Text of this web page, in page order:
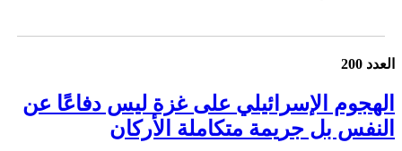
العدد 200
الهجوم الإسرائيلي على غزة ليس دفاعًا عن
النفس بل جريمة متكاملة الأركان